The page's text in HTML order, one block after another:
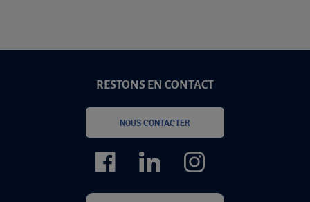
RESTONS EN CONTACT
NOUS CONTACTER